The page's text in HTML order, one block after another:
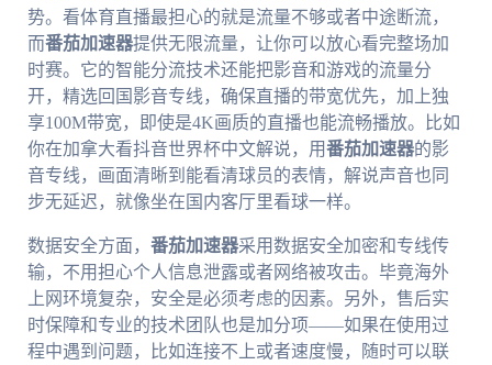
势。看体育直播最担心的就是流量不够或者中途断流，
而番茄加速器提供无限流量，让你可以放心看完整场加
时赛。它的智能分流技术还能把影音和游戏的流量分
开，精选回国影音专线，确保直播的带宽优先，加上独
享100M带宽，即使是4K画质的直播也能流畅播放。比如
你在加拿大看抖音世界杯中文解说，用番茄加速器的影
音专线，画面清晰到能看清球员的表情，解说声音也同
步无延迟，就像坐在国内客厅里看球一样。
数据安全方面， 番茄加速器采用数据安全加密和专线传
输，不用担心个人信息泄露或者网络被攻击。毕竟海外
上网环境复杂，安全是必须考虑的因素。另外，售后实
时保障和专业的技术团队也是加分项——如果在使用过
程中遇到问题，比如连接不上或者速度慢，随时可以联